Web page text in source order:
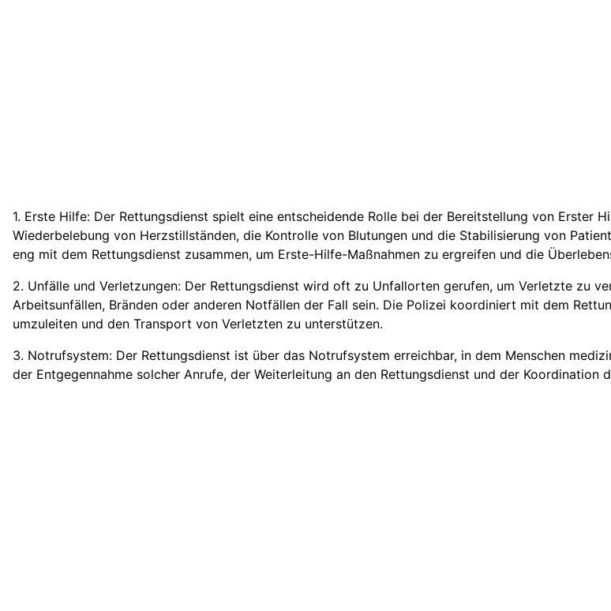
1. Erste Hilfe: Der Rettungsdienst spielt eine entscheidende Rolle bei der Bereitstellung von Erster
Wiederbelebung von Herzstillständen, die Kontrolle von Blutungen und die Stabilisierung von
eng mit dem Rettungsdienst zusammen, um Erste-Hilfe-Maßnahmen zu ergreifen und die
2. Unfälle und Verletzungen: Der Rettungsdienst wird oft zu Unfallorten gerufen, um Verletzte zu
Arbeitsunfällen, Bränden oder anderen Notfällen der Fall sein. Die Polizei koordiniert mit dem
umzuleiten und den Transport von Verletzten zu unterstützen.
3. Notrufsystem: Der Rettungsdienst ist über das Notrufsystem erreichbar, in dem Menschen
der Entgegennahme solcher Anrufe, der Weiterleitung an den Rettungsdienst und der Koordination